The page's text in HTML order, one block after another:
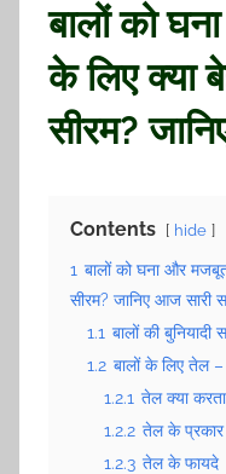
बालों को
के लिए क्या
सीरम?
Contents hide
1 बालों को घना और
सीरम? जानिए आज सारी
1.1 बालों की बुनियादी
1.2 बालों के लिए तेल
1.2.1 तेल क्या
1.2.2 तेल के प्रकार
1.2.3 तेल के फायदे